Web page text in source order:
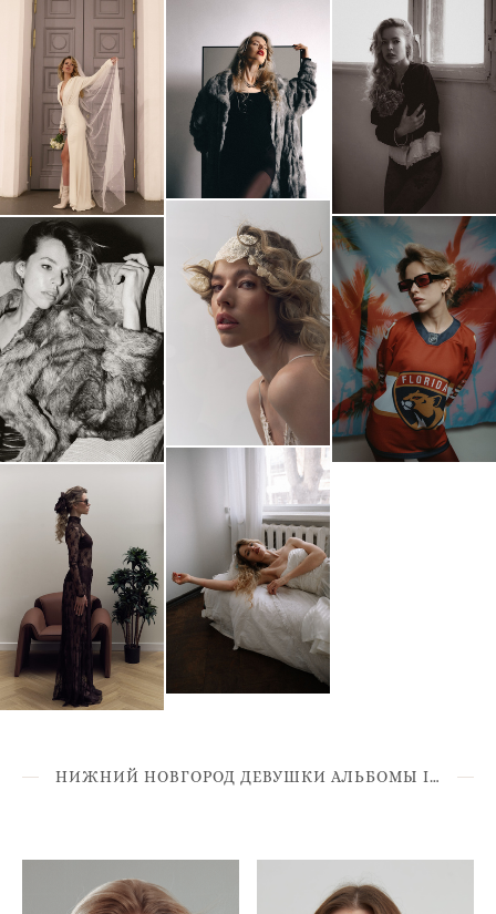
НИЖНИЙ НОВГОРОД ДЕВУШКИ АЛЬБОМЫ ID 25****